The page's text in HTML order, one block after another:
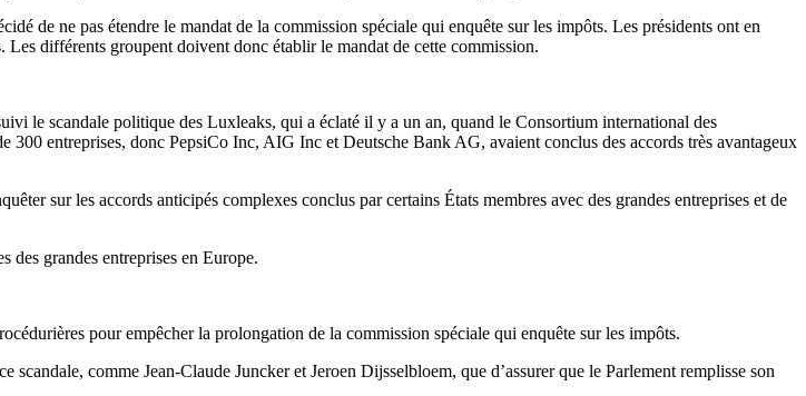
de ne pas étendre le mandat de la commission spéciale qui enquête sur les impôts. Les présidents ont en
différents groupent doivent donc établir le mandat de cette commission.
le scandale politique des Luxleaks, qui a éclaté il y a un an, quand le Consortium international des
entreprises, donc PepsiCo Inc, AIG Inc et Deutsche Bank AG, avaient conclus des accords très avantageux
sur les accords anticipés complexes conclus par certains États membres avec des grandes entreprises et de
grandes entreprises en Europe.
pour empêcher la prolongation de la commission spéciale qui enquête sur les impôts.
comme Jean-Claude Juncker et Jeroen Dijsselbloem, que d’assurer que le Parlement remplisse son